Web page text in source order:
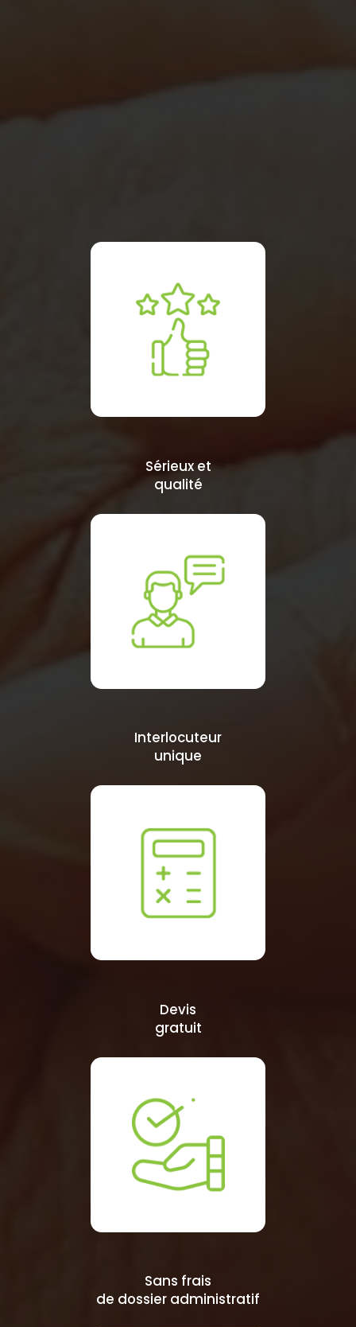
Sérieux et
qualité
Interlocuteur
unique
Devis
gratuit
Sans frais
de dossier administratif